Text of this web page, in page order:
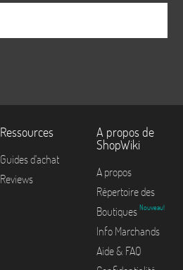
Ressources
Guides d'achat
Reviews
A propos de
ShopWiki
A propos
Répertoire des
Boutiques Nouveau!
Info Marchands
Aide & FAQ